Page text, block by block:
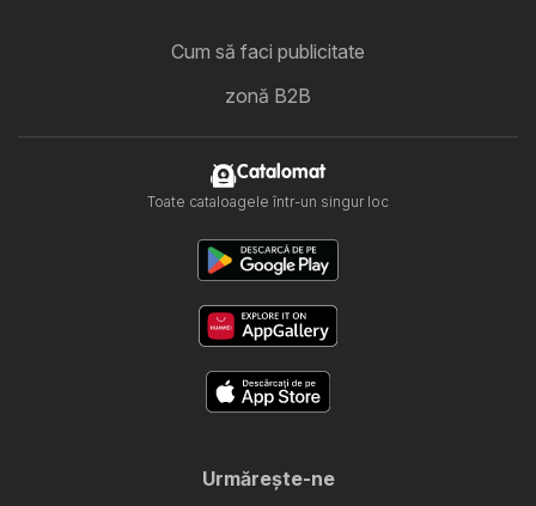
Cum să faci publicitate
zonă B2B
Catalomat
Toate cataloagele într-un singur loc
Urmăreşte-ne